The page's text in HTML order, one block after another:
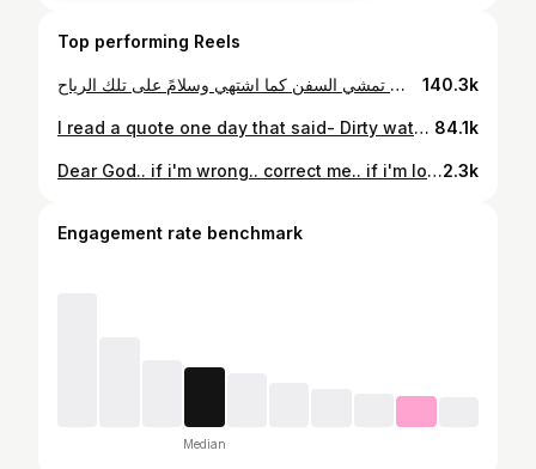
Top performing Reels
سوف تمشي السفن كما اشتهي وسلامً على تلك الرياح ..!!🐆🦚🌴🌎⭐️ 🐆 🐆 🐆 🐆 #reels #fyp #explore #me #instagram #saudiarabia #riyadh #selflove #fit #motivation #curlyhair #curlycommunity #middleeast #simple #baristadaily #bodypositive #amman #fitnessmotivation #vegen #confident #jordan#instadaily 140.3k
I read a quote one day that said- Dirty water has never stopped plants from growing So don’t let negative words stop your progress🌿☘️🦢🦍 🌿 ☘️ ☘️ ☘️ ☘️ amman #jordan #coffeelover #coffeegram #barista #baristagram #baristadaily #baristaboy #baristaskills #curlyhair #curlyboy #curlyhairstyles #instgram #loveyourself #curlynaturalhair #curlscurlscurls #curls #instagram #instagood#fit #fitnessmotivation #lovejo #swag #postivevibes #coldbrew #coldcoffee#saudiarabia 84.1k
Dear God.. if i'm wrong.. correct me.. if i'm lost.. guide me.. if i start to give up.. keep me going.. amen…! 🌿 🌿 🌿 🌿 #nofilter #random #selfie #selflove #baristalife #baristadaily #curlyboy #instagram #saudiarabia #riyadh #ammanjordan #swag #selflove #beyou#curlyhair #curlynaturalhair #beard #middleeast #fit #fitnessmotivation #vegan #motivation #simple2.3k
Engagement rate benchmark
Median